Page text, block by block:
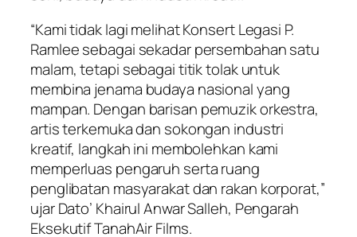
“Kami tidak lagi melihat Konsert Legasi P.
Ramlee sebagai sekadar persembahan satu
malam, tetapi sebagai titik tolak untuk
membina jenama budaya nasional yang
mampan. Dengan barisan pemuzik orkestra,
artis terkemuka dan sokongan industri
kreatif, langkah ini membolehkan kami
memperluas pengaruh serta ruang
penglibatan masyarakat dan rakan korporat,”
ujar Dato’ Khairul Anwar Salleh, Pengarah
Eksekutif TanahAir Films.